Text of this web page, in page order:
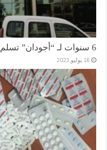
6 سنوات لـ “أجودان” تسلم 40 مليونا رشوة
16 يوليو,2023